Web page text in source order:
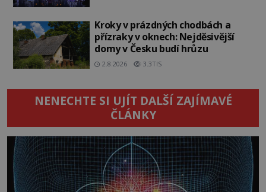
Kroky v prázdných chodbách a
přízraky v oknech: Nejděsivější
domy v Česku budí hrůzu
2.8.2026 3.3TIS
NENECHTE SI UJÍT DALŠÍ ZAJÍMAVÉ
ČLÁNKY